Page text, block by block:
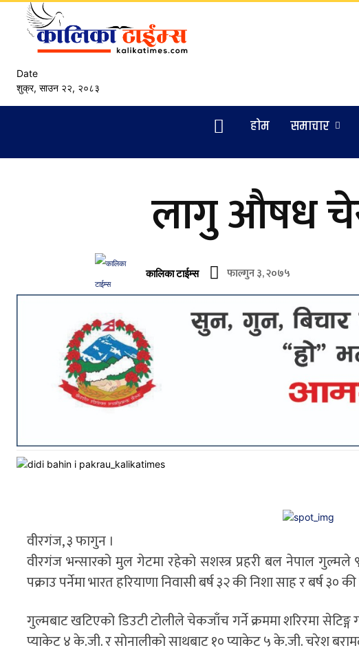
Date
शुक्र, साउन २२, २०८३
हाेम समाचार
लागु औषध
कालिका टाईम्स फाल्गुन ३, २०७५
वीरगंज, ३ फागुन ।
वीरगंज भन्सारको मुल गेटमा रहेको सशस्त्र प्रहरी बल नेपाल
पक्राउ पर्नेमा भारत हरियाणा निवासी बर्ष ३२ की निशा साह र बर्ष ३०
गुल्मबाट खटिएको डिउटी टोलीले चेकजाँच गर्ने क्रममा शरिरमा
प्याकेट ४ के.जी. र सोनालीको साथबाट १० प्याकेट ५ के.जी. चरेश